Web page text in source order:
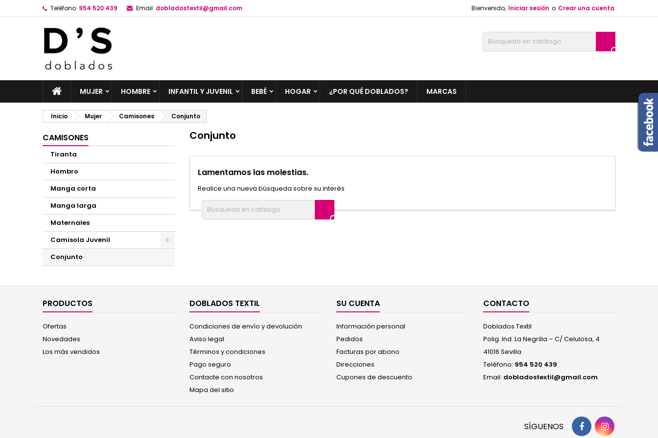
Teléfono: 954 520 439 Email: dobladostextil@gmail.com Bienvenido, Iniciar sesión o Crear una cuenta

MUJER HOMBRE INFANTIL Y JUVENIL BEBÉ HOGAR ¿POR QUÉ DOBLADOS? MARCAS
Inicio Mujer Camisones Conjunto
CAMISONES
Tiranta
Hombro
Manga corta
Manga larga
Maternales
Camisola Juvenil
Conjunto
Conjunto
Lamentamos las molestias.
Realice una nueva búsqueda sobre su interés

PRODUCTOS
Ofertas
Novedades
Los más vendidos
DOBLADOS TEXTIL
Condiciones de envío y devolución
Aviso legal
Términos y condiciones
Pago seguro
Contacte con nosotros
Mapa del sitio
SU CUENTA
Información personal
Pedidos
Facturas por abono
Direcciones
Cupones de descuento
CONTACTO
Doblados Textil
Polig. Ind. La Negrilla – C/ Celulosa, 4
41016 Sevilla
Teléfono: 954 520 439
Email: dobladostextil@gmail.com
SÍGUENOS